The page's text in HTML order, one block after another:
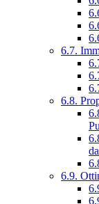
6.7.
6.8.
6.9.